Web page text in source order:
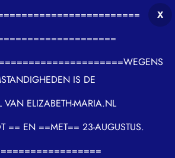
IS DE
VAN ELIZABETH-MARIA.NL
== EN ==MET== 23-AUGUSTUS.
X